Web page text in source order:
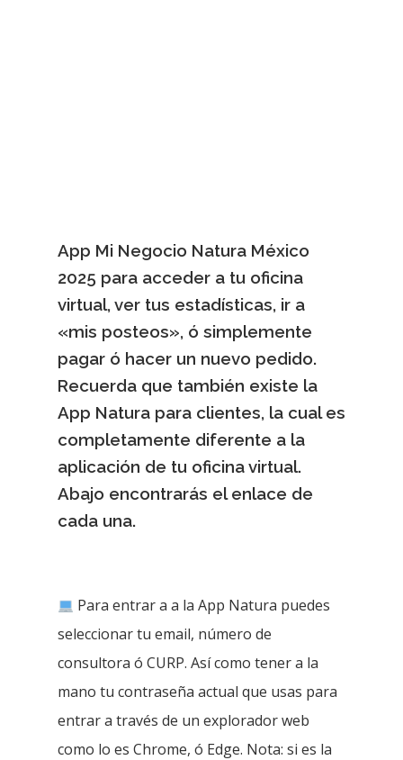
App Mi Negocio Natura México
2025 para acceder a tu oficina
virtual, ver tus estadísticas, ir a
«mis posteos», ó simplemente
pagar ó hacer un nuevo pedido.
Recuerda que también existe la
App Natura para clientes, la cual es
completamente diferente a la
aplicación de tu oficina virtual.
Abajo encontrarás el enlace de
cada una.
Para entrar a a la App Natura puedes
seleccionar tu email, número de
consultora ó CURP. Así como tener a la
mano tu contraseña actual que usas para
entrar a través de un explorador web
como lo es Chrome, ó Edge. Nota: si es la